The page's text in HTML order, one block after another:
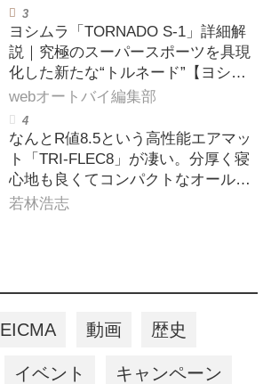
ヨシムラ「TORNADO S-1」詳細解
説｜究極のスーパースポーツを具現
化した新たな“トルネード”【ヨシム
ラ伝】
webオートバイ編集部
なんとR値8.5という高性能エアマッ
ト「TRI-FLEC8」が凄い。分厚く寝
心地も良くてコンパクトなオールシ
ーズン対応マットを試してみた〈若
若林浩志
EICMA 動画 歴史
イベント キャンペーン